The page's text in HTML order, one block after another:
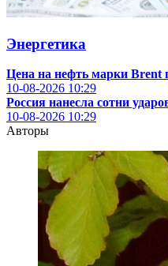
Энергетика
Цена на нефть марки Brent
10-08-2026 10:29
Россия нанесла сотни
10-08-2026 10:29
Авторы